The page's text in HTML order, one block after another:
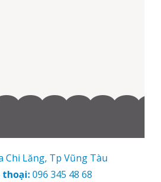
Chi Lăng, Tp Vũng Tàu
thoại:096 345 48 68